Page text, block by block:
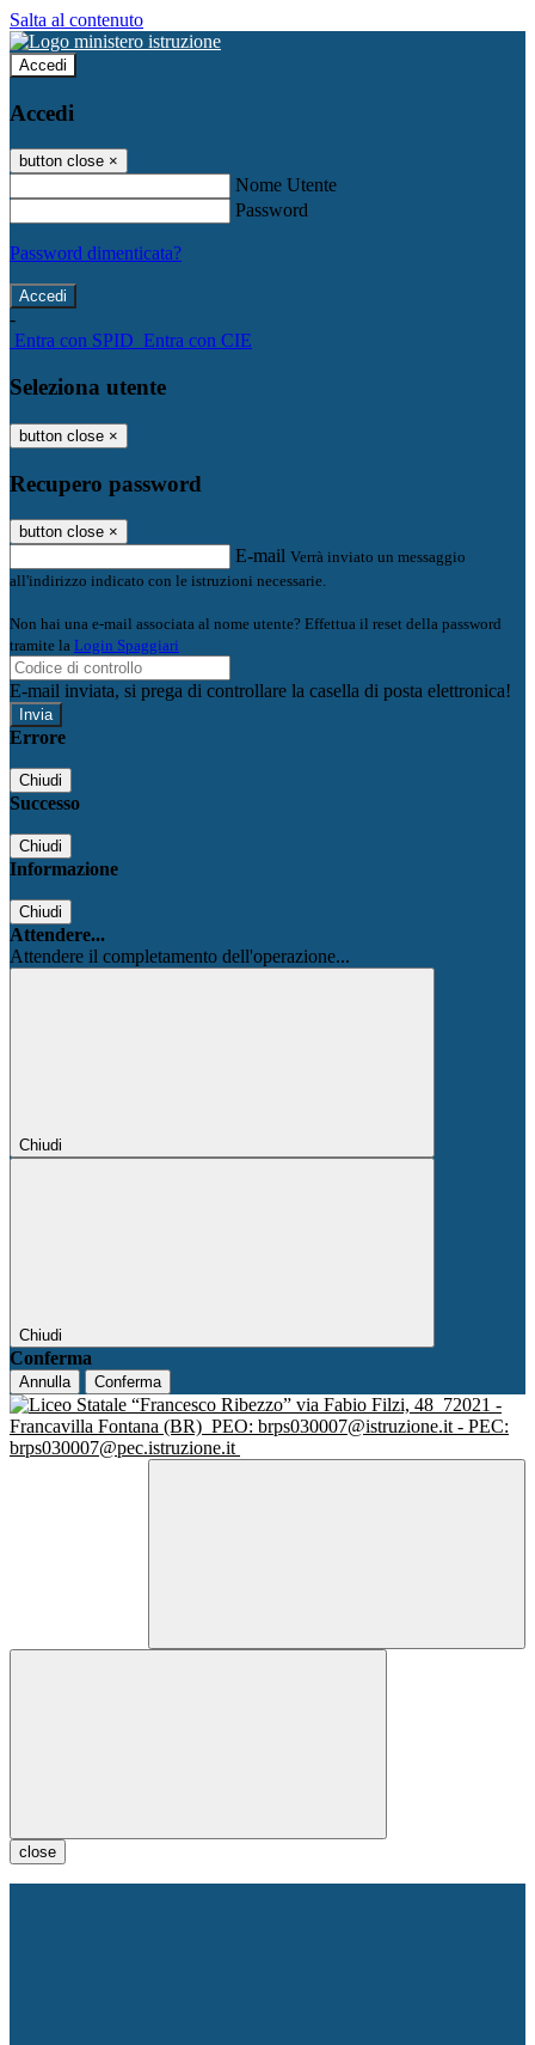
Salta al contenuto
Accedi
Accedi
button close ×
Nome Utente
Password
Password dimenticata?
-
Entra con SPID Entra con CIE
Seleziona utente
button close ×
Recupero password
button close ×
E-mail Verrà inviato un messaggio
all'indirizzo indicato con le istruzioni necessarie.
Non hai una e-mail associata al nome utente? Effettua il reset della password
tramite la Login Spaggiari
E-mail inviata, si prega di controllare la casella di posta elettronica!
Errore
Chiudi
Successo
Chiudi
Informazione
Chiudi
Attendere...
Attendere il completamento dell'operazione...
Chiudi
Chiudi
Conferma
Annulla Conferma
via Fabio Filzi, 48 72021 -
Francavilla Fontana (BR) PEO: brps030007@istruzione.it - PEC:
brps030007@pec.istruzione.it
close